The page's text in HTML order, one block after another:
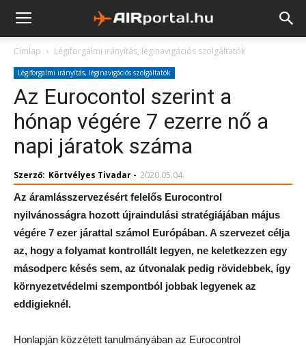
Címlap Légiforgalmi irányítás, léginavigációs szolgáltatók
Légiforgalmi irányítás, léginavigációs szolgáltatók
Az Eurocontol szerint a
hónap végére 7 ezerre nő a
napi járatok száma
Szerző: Körtvélyes Tivadar - 2020.05.04.
Az áramlásszervezésért felelős Eurocontrol
nyilvánosságra hozott újraindulási stratégiájában május
végére 7 ezer járattal számol Európában. A szervezet célja
az, hogy a folyamat kontrollált legyen, ne keletkezzen egy
másodperc késés sem, az útvonalak pedig rövidebbek, így
környezetvédelmi szempontból jobbak legyenek az
eddigieknél.
Honlapján közzétett tanulmányában az Eurocontrol